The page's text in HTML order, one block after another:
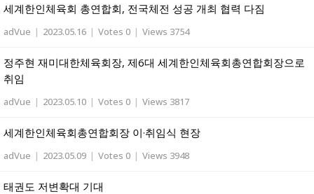
세계한인체육회 총연합회, 전국체전 성공 개최 협력 다짐
adVue | 2023.05.16 | Votes 0 | Views 3754
정주현 재미대한체육회장, 제6대 세계한인체육회총연합회장으로
취임
adVue | 2023.05.10 | Votes 0 | Views 3817
세계한인체육회총연합회장 이·취임식 현장
adVue | 2023.05.09 | Votes 0 | Views 3948
태권도 저변확대 기대